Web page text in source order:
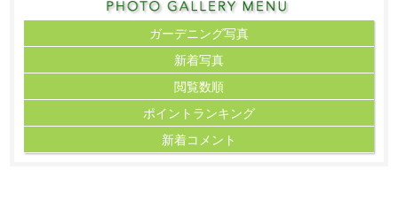
ガーデニング写真
新着写真
閲覧数順
ポイント ランキング
新着コメント